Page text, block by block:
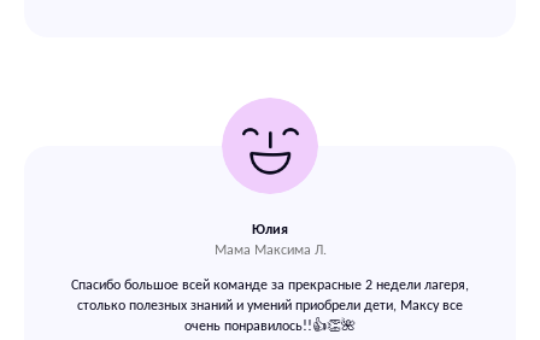
Юлия
Мама Максима Л.
Спасибо большое всей команде за прекрасные 2 недели лагеря,
столько полезных знаний и умений приобрели дети, Максу все
очень понравилось!!👍👏🌺
обработку персональных данных*
Записаться